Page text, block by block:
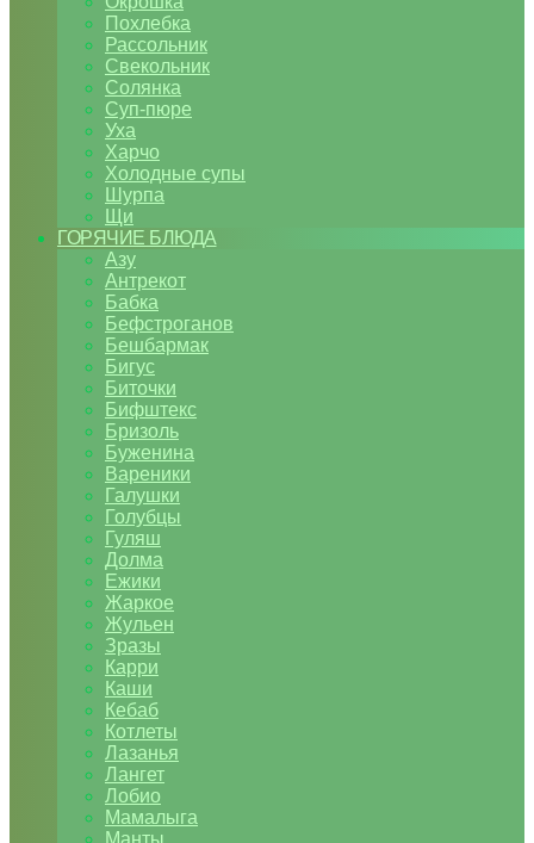
Похлебка
Рассольник
Свекольник
Солянка
Суп-пюре
Уха
Харчо
Холодные супы
Шурпа
Щи
ГОРЯЧИЕ БЛЮДА
Азу
Антрекот
Бабка
Бефстроганов
Бешбармак
Бигус
Биточки
Бифштекс
Бризоль
Буженина
Вареники
Галушки
Голубцы
Гуляш
Долма
Ежики
Жаркое
Жульен
Зразы
Карри
Каши
Кебаб
Котлеты
Лазанья
Лангет
Лобио
Мамалыга
Манты